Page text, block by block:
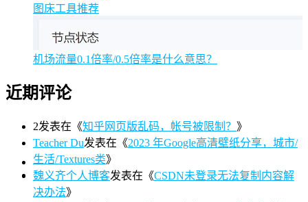
图床工具推荐
机场流量0.1倍率/0.5倍率是什么意思？
近期评论
2发表在《知乎网页版乱码，帐号被限制？ 》
Teacher Du发表在《2023 年Google高清壁纸分享，城市/
生活/Textures类》
魏义齐个人博客发表在《CSDN未登录无法复制内容解
决办法》